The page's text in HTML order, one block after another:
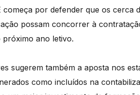
por defender que os cerca
possam concorrer à
ano letivo.
sugerem também a aposta nos
como incluídos na